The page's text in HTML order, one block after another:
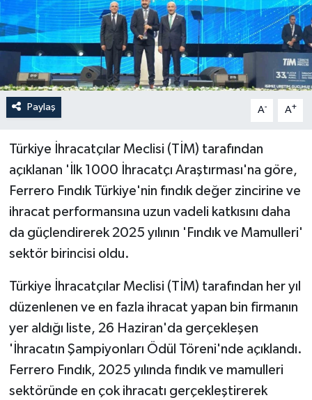
Paylaş A- A+
Türkiye İhracatçılar Meclisi (TİM) tarafından
açıklanan 'İlk 1000 İhracatçı Araştırması'na göre,
Ferrero Fındık Türkiye'nin fındık değer zincirine ve
ihracat performansına uzun vadeli katkısını daha
da güçlendirerek 2025 yılının 'Fındık ve Mamulleri'
sektör birincisi oldu.
Türkiye İhracatçılar Meclisi (TİM) tarafından her yıl
düzenlenen ve en fazla ihracat yapan bin firmanın
yer aldığı liste, 26 Haziran'da gerçekleşen
'İhracatın Şampiyonları Ödül Töreni'nde açıklandı.
Ferrero Fındık, 2025 yılında fındık ve mamulleri
sektöründe en çok ihracatı gerçekleştirerek